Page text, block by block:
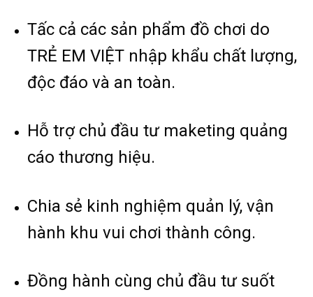
Tấc cả các sản phẩm đồ chơi do
TRẺ EM VIỆT nhập khẩu chất lượng,
độc đáo và an toàn.
Hỗ trợ chủ đầu tư maketing quảng
cáo thương hiệu.
Chia sẻ kinh nghiệm quản lý, vận
hành khu vui chơi thành công.
Đồng hành cùng chủ đầu tư suốt